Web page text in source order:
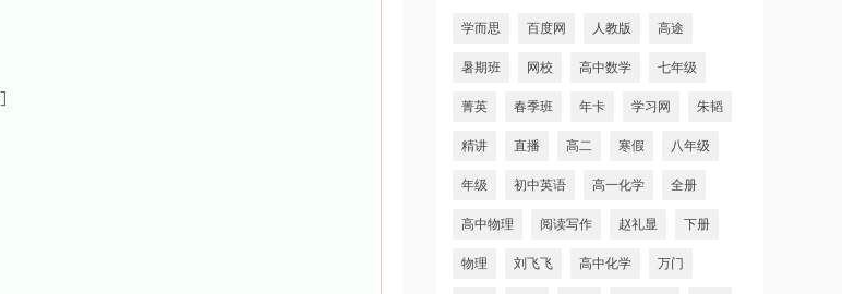
学而思 百度网 人教版 高途
暑期班 网校 高中数学 七年级
菁英 春季班 年卡 学习网 朱韬
精讲 直播 高二 寒假 八年级
年级 初中英语 高一化学 全册
高中物理 阅读写作 赵礼显 下册
物理 刘飞飞 高中化学 万门